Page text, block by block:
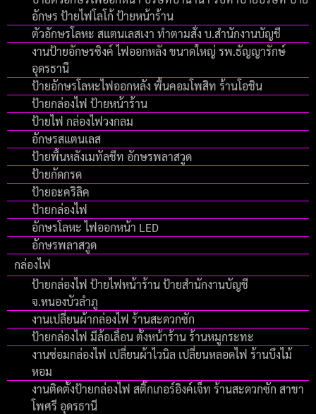
อักษร ป้ายไฟโลโก้ ป้ายหน้าร้าน
ตัวอักษรโลหะ สแตนเลสเงา ทำตามสั่ง บ.สำนักงานบัญชี
งานป้ายอักษรซิงค์ ไฟออกหลัง ขนาดใหญ่ รพ.ธัญญารักษ์
อุดรธานี
ป้ายอักษรโลหะไฟออกหลัง พื้นคอมโพสิท ร้านโอชิน
ป้ายกล่องไฟ ป้ายหน้าร้าน
ป้ายไฟ กล่องไฟวงกลม
อักษรสแตนเลส
ป้ายพื้นหลังเมทัลชีท อักษรพลาสวูด
ป้ายกัดกรด
ป้ายอะคริลิค
ป้ายกล่องไฟ
อักษรโลหะ ไฟออกหน้า LED
อักษรพลาสวูด
กล่องไฟ
ป้ายกล่องไฟ ป้ายไฟหน้าร้าน ป้ายสำนักงานบัญชี
จ.หนองบัวลำภู
งานเปลี่ยนผ้ากล่องไฟ ร้านสะดวกซัก
ป้ายกล่องไฟ มีล้อเลื่อน ตั้งหน้าร้าน ร้านหมูกระทะ
งานซ่อมกล่องไฟ เปลี่ยนผ้าไวนิล เปลี่ยนหลอดไฟ ร้านบึงไม้
หอม
งานติดตั้งป้ายกล่องไฟ สติ๊กเกอร์อิงค์เจ็ท ร้านสะดวกซัก สาขา
โพศรี อุดรธานี